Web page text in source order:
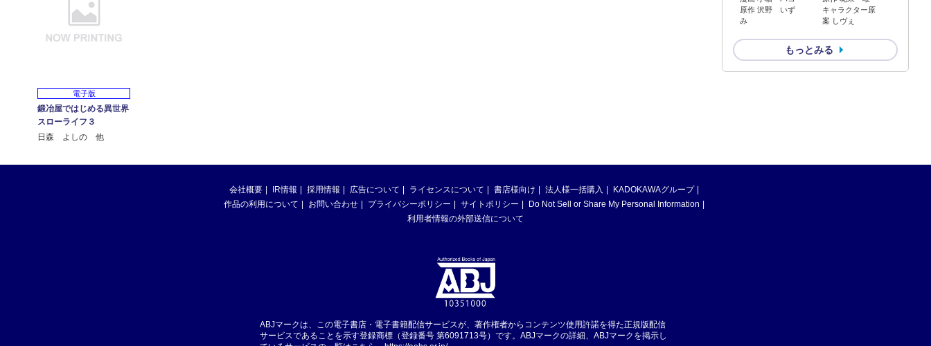
原作 沢野 いず
み
キャラクター原
案 しヴぇ
もっとみる
電子版
鍛冶屋ではじめる異世界
スローライフ３
日森 よしの 他
会社概要 IR情報 採用情報 広告について ライセンスについて 書店様向け 法人様一括購入
KADOKAWAグループ
作品の利用について
お問い合わせ プライバシーポリシー サイトポリシー
Do Not Sell or Share My Personal Information
利用者情報の外部送信について
ABJマークは、この電子書店・電子書籍配信サービスが、著作権者からコンテンツ使用許諾を得た正規版配信
サービスであることを示す登録商標（登録番号 第6091713号）です。ABJマークの詳細、ABJマークを掲示し